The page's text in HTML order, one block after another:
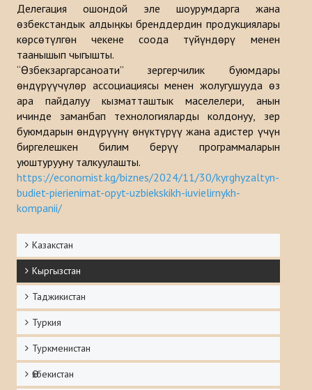
Делегация ошондой эле шоурумдарга жана
өзбекстандык алдыңкы бренддердин продукциялары
көрсөтүлгөн чекене соода түйүндөрү менен
таанышып чыгышты.
“Өзбекзаргарсаноати” зергерчилик буюмдары
өндүрүүчүлөр ассоциациясы менен жолугушууда өз
ара пайдалуу кызматташтык маселелери, анын
ичинде заманбап технологияларды колдонуу, зер
буюмдарын өндүрүүнү өнүктүрүү жана адистер үчүн
биргелешкен билим берүү программаларын
уюштурууну талкуулашты.
https://economist.kg/biznes/2024/11/30/kyrghyzaltyn-
budiet-pierienimat-opyt-uzbiekskikh-iuvielirnykh-
kompanii/
Казакстан
Кыргызстан
Таджикистан
Туркия
Туркменистан
Ѳзбекистан